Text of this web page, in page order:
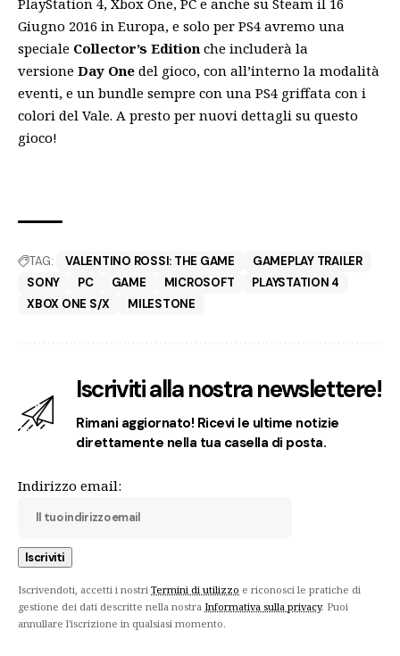
Giugno 2016 in Europa, e solo per PS4 avremo una
speciale Collector’s Edition che includerà la
versione Day One del gioco, con all’interno la modalità
eventi, e un bundle sempre con una PS4 griffata con i
colori del Vale. A presto per nuovi dettagli su questo
gioco!
TAG: VALENTINO ROSSI: THE GAME
GAMEPLAY TRAILER
SONY
PC GAME MICROSOFT
PLAYSTATION 4
XBOX ONE S/X
MILESTONE
Iscriviti alla nostra newslettere!
Rimani aggiornato! Ricevi le ultime notizie
direttamente nella tua casella di posta.
Indirizzo email:
Iscrivendoti, accetti i nostri Termini di utilizzo e riconosci le pratiche di
gestione dei dati descritte nella nostra Informativa sulla privacy. Puoi
annullare l'iscrizione in qualsiasi momento.